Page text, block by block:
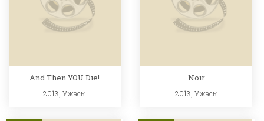
And Then YOU Die!
2013,Ужасы
Noir
2013, Ужасы